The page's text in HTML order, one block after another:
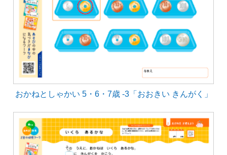
おかねとしゃかい 5・6・7歳 -3「おおきい きんがく」